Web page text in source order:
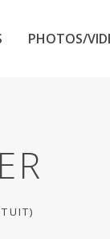
PHOTOS/